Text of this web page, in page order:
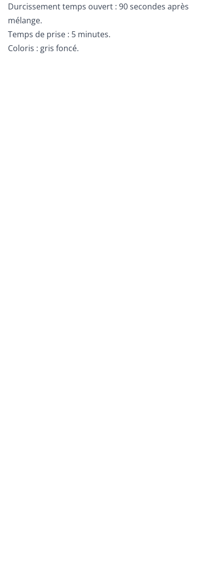
Durcissement temps ouvert : 90 secondes après
mélange.
Temps de prise : 5 minutes.
Coloris : gris foncé.